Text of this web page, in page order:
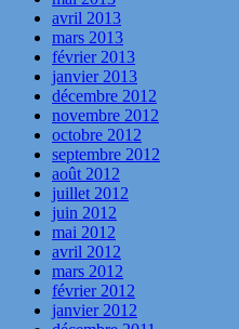
avril 2013
mars 2013
février 2013
janvier 2013
décembre 2012
novembre 2012
octobre 2012
septembre 2012
août 2012
juillet 2012
juin 2012
mai 2012
avril 2012
mars 2012
février 2012
janvier 2012